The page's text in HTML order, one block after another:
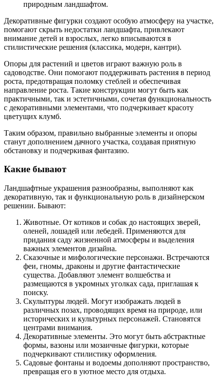
природным ландшафтом.
Декоративные фигурки создают особую атмосферу на участке,
помогают скрыть недостатки ландшафта, привлекают
внимание детей и взрослых, легко вписываются в
стилистические решения (классика, модерн, кантри).
Опоры для растений и цветов играют важную роль в
садоводстве. Они помогают поддерживать растения в период
роста, предотвращая поломку стеблей и обеспечивая
направление роста. Такие конструкции могут быть как
практичными, так и эстетичными, сочетая функциональность
с декоративными элементами, что подчеркивает красоту
цветущих клумб.
Таким образом, правильно выбранные элементы и опоры
станут дополнением дачного участка, создавая приятную
обстановку и подчеркивая фантазию.
Какие бывают
Ландшафтные украшения разнообразны, выполняют как
декоративную, так и функциональную роль в дизайнерском
решении. Бывают:
Животные. От котиков и собак до настоящих зверей,
оленей, лошадей или лебедей. Применяются для
придания саду жизненной атмосферы и выделения
важных элементов дизайна.
Сказочные и мифологические персонажи. Встречаются
феи, гномы, драконы и другие фантастические
существа. Добавляют элемент волшебства и
размещаются в укромных уголках сада, приглашая к
поиску.
Скульптуры людей. Могут изображать людей в
различных позах, проводящих время на природе, или
исторических и культурных персонажей. Становятся
центрами внимания.
Декоративные элементы. Это могут быть абстрактные
формы, вазоны или мозаичные фигурки, которые
подчеркивают стилистику оформления.
Садовые фонтаны и водоемы дополняют пространство,
превращая его в уютное место для отдыха.